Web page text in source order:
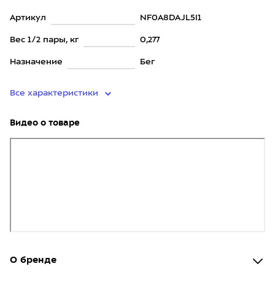
Артикул NF0A8DAJL5I1
Вес 1/2 пары, кг 0,277
Назначение Бег
Все характеристики
Видео о товаре
О бренде